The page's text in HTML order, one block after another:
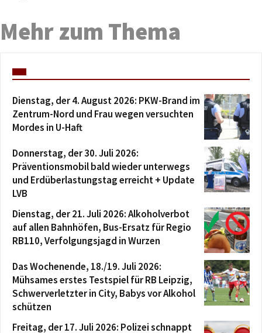
Mehr zum Thema
Dienstag, der 4. August 2026: PKW-Brand im
Zentrum-Nord und Frau wegen versuchten
Mordes in U-Haft
Donnerstag, der 30. Juli 2026:
Präventionsmobil bald wieder unterwegs
und Erdüberlastungstag erreicht + Update
LVB
Dienstag, der 21. Juli 2026: Alkoholverbot
auf allen Bahnhöfen, Bus-Ersatz für Regio
RB110, Verfolgungsjagd in Wurzen
Das Wochenende, 18./19. Juli 2026:
Mühsames erstes Testspiel für RB Leipzig,
Schwerverletzter in City, Babys vor Alkohol
schützen
Freitag, der 17. Juli 2026: Polizei schnappt